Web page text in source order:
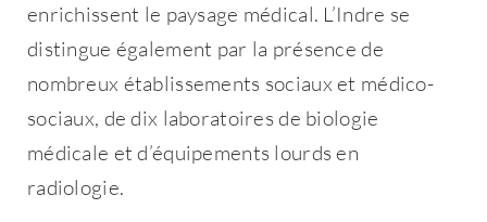
enrichissent le paysage médical. L’Indre se
distingue également par la présence de
nombreux établissements sociaux et médico-
sociaux, de dix laboratoires de biologie
médicale et d’équipements lourds en
radiologie.